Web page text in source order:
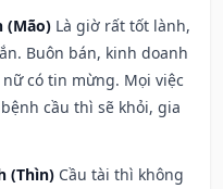
(Mão) Là giờ rất tốt lành,
Buôn bán, kinh doanh
có tin mừng. Mọi việc
cầu thì sẽ khỏi, gia
(Thìn) Cầu tài thì không